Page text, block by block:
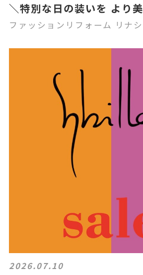
＼特別な日の装いを より
ファッションリフォーム リナ
2026.07.10